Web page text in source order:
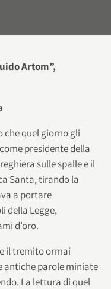
Artom”,
che quel giorno gli
presidente della
sulle spalle e il
Santa, tirando la
a portare
della Legge,
d’oro.
il tremito ormai
antiche parole miniate
La lettura di quel